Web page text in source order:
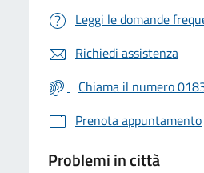
Leggi le domande
Richiedi assistenza
Chiama il numero
Prenota appuntamento
Problemi in città